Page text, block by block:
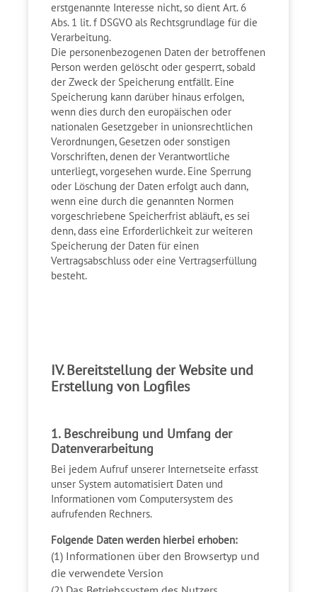
erstgenannte Interesse nicht, so dient Art. 6
Abs. 1 lit. f DSGVO als Rechtsgrundlage für die
Verarbeitung.
Die personenbezogenen Daten der betroffenen
Person werden gelöscht oder gesperrt, sobald
der Zweck der Speicherung entfällt. Eine
Speicherung kann darüber hinaus erfolgen,
wenn dies durch den europäischen oder
nationalen Gesetzgeber in unionsrechtlichen
Verordnungen, Gesetzen oder sonstigen
Vorschriften, denen der Verantwortliche
unterliegt, vorgesehen wurde. Eine Sperrung
oder Löschung der Daten erfolgt auch dann,
wenn eine durch die genannten Normen
vorgeschriebene Speicherfrist abläuft, es sei
denn, dass eine Erforderlichkeit zur weiteren
Speicherung der Daten für einen
Vertragsabschluss oder eine Vertragserfüllung
besteht.
IV. Bereitstellung der Website und
Erstellung von Logfiles
1. Beschreibung und Umfang der
Datenverarbeitung
Bei jedem Aufruf unserer Internetseite erfasst
unser System automatisiert Daten und
Informationen vom Computersystem des
aufrufenden Rechners.
Folgende Daten werden hierbei erhoben:
(1) Informationen über den Browsertyp und
die verwendete Version